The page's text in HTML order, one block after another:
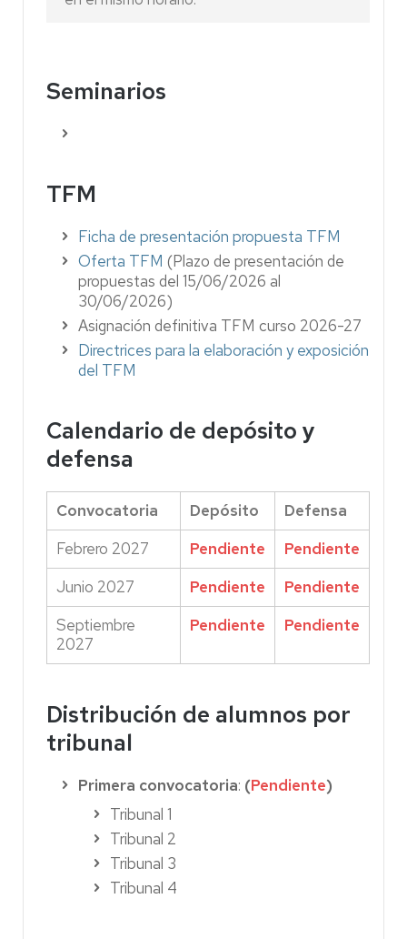
Seminarios
TFM
Ficha de presentación propuesta TFM
Oferta TFM (Plazo de presentación de
propuestas del 15/06/2026 al
30/06/2026)
Asignación definitiva TFM curso 2026-27
Directrices para la elaboración y exposición
del TFM
Calendario de depósito y
defensa
Convocatoria Depósito
Defensa
Febrero 2027
Pendiente
Pendiente
Junio 2027
Pendiente
Pendiente
Septiembre
2027
Pendiente Pendiente
Distribución de alumnos por
tribunal
Primera convocatoria: (Pendiente)
Tribunal 1
Tribunal 2
Tribunal 3
Tribunal 4